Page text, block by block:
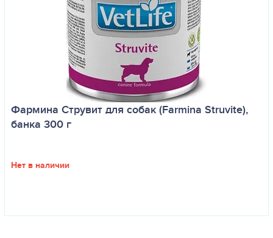
Фармина Струвит для собак (Farmina Struvite),
банка 300 г
Нет в наличии